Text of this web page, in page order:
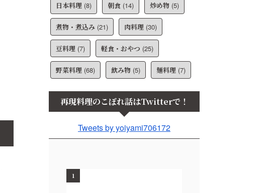
日本料理 (8) 朝食 (14) 炒め物 (5)
煮物・煮込み (21) 肉料理 (30)
豆料理 (7) 軽食・おやつ (25)
野菜料理 (68) 飲み物 (5) 麺料理 (7)
再現料理のこぼれ話はTwitterで！
Tweets by yoiyami706172
1